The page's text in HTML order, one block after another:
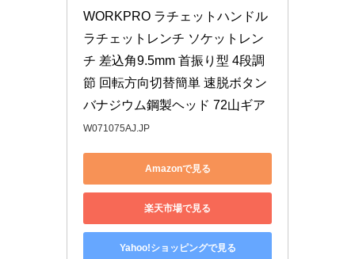
WORKPRO ラチェットハンドル
ラチェットレンチ ソケットレン
チ 差込角9.5mm 首振り型 4段調
節 回転方向切替簡単 速脱ボタン
バナジウム鋼製ヘッド 72山ギア
W071075AJ.JP
Amazonで見る
楽天市場で見る
Yahoo!ショッピングで見る